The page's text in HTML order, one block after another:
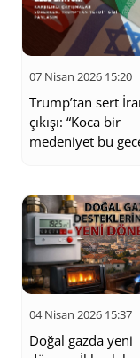
07 Nisan 2026 15:20
Trump’tan sert
çıkışı: “Koca bir
medeniyet bu
04 Nisan 2026 15:37
Doğal gazda yeni